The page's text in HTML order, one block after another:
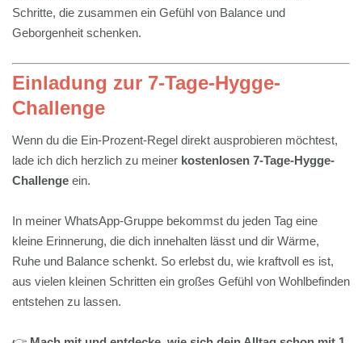
Schritte, die zusammen ein Gefühl von Balance und
Geborgenheit schenken.
Einladung zur 7-Tage-Hygge-
Challenge
Wenn du die Ein-Prozent-Regel direkt ausprobieren möchtest,
lade ich dich herzlich zu meiner kostenlosen 7-Tage-Hygge-
Challenge ein.
In meiner WhatsApp-Gruppe bekommst du jeden Tag eine
kleine Erinnerung, die dich innehalten lässt und dir Wärme,
Ruhe und Balance schenkt. So erlebst du, wie kraftvoll es ist,
aus vielen kleinen Schritten ein großes Gefühl von Wohlbefinden
entstehen zu lassen.